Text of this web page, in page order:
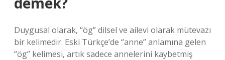
Duygusal olarak, “ög” dilsel ve ailevi olarak mütevazı
bir kelimedir. Eski Türkçe’de “anne” anlamına gelen
“ög” kelimesi, artık sadece annelerini kaybetmiş